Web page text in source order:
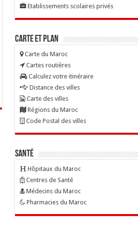
Etablissements scolaires privés
Carte et Plan
Carte du Maroc
Cartes routières
Calculez votre itinéraire
Distance des villes
Carte des villes
Régions du Maroc
Code Postal des villes
Santé
Hôpitaux du Maroc
Centres de Santé
Médecins du Maroc
Pharmacies du Maroc